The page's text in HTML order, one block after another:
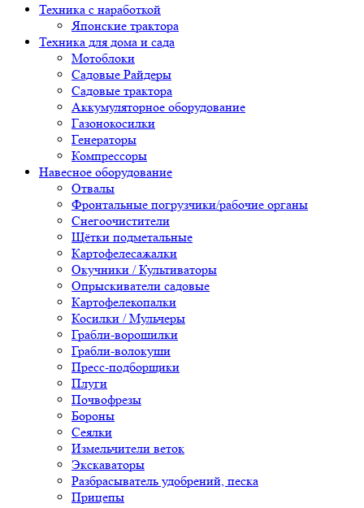
Техника с наработкой
Японские трактора
Техника для дома и сада
Мотоблоки
Садовые Райдеры
Садовые трактора
Аккумуляторное оборудование
Газонокосилки
Генераторы
Компрессоры
Навесное оборудование
Отвалы
Фронтальные погрузчики/рабочие органы
Снегоочистители
Щётки подметальные
Картофелесажалки
Окучники / Культиваторы
Опрыскиватели садовые
Картофелекопалки
Косилки / Мульчеры
Грабли-ворошилки
Грабли-волокуши
Пресс-подборщики
Плуги
Почвофрезы
Бороны
Сеялки
Измельчители веток
Экскаваторы
Разбрасыватель удобрений, песка
Прицепы